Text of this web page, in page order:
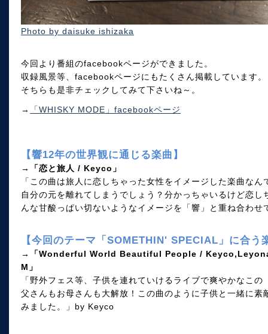
Photo by daisuke ishizaka
今回より番組のfacebookページができました。
収録風景等、facebookページにもたくさん掲載しています。
そちらも是非チェックしてみて下さいね～。
→ 「WHISKY MODE」facebookページ
【響12年の世界観に通じる楽曲】
→「恋と旅人 / Keyco」
「この曲は旅人に恋しちゃった女性をイメージした楽曲な
自分の元を離れてしまうでしょう？分かっちゃいるけど恋
んな甘酸っぱい切ないようなイメージを「響」と重ね合わ
【今回のテーマ「SOMETHIN' SPECIAL」に合う
→「Wonderful World Beautiful People /
M」
「野外フェス等、子供を連れていけるライブで爽やかなこ
父さんもお母さんも大解放！この曲のように子供と一緒に
みました。」by Keyco